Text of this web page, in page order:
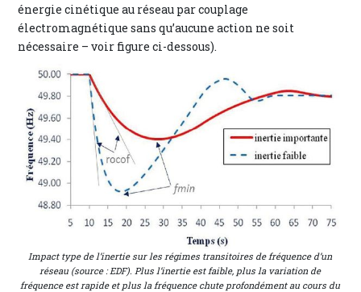
énergie cinétique au réseau par couplage
électromagnétique sans qu’aucune action ne soit
nécessaire – voir figure ci-dessous).
Impact type de l’inertie sur les régimes transitoires de fréquence d’un
réseau (source : EDF). Plus l’inertie est faible, plus la variation de
fréquence est rapide et plus la fréquence chute profondément au cours du